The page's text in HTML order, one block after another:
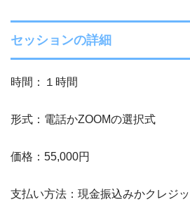
セッションの詳細
時間：１時間
形式：電話かZOOMの選択式
価格：55,000円
支払い方法：現金振込みかクレジ